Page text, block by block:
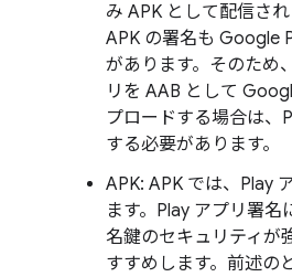
み APK として配信され
APK の署名も Google
があります。そのため
リを AAB として
プロードする場合は、
する必要があります。
APK: APK では、Play
ます。Play アプリ署
名鍵のセキュリティが
すすめします。前述の